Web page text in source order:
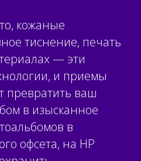
кожаные
тиснение, печать
— эти
и приемы
превратить ваш
в изысканное
в
офсета, на НР